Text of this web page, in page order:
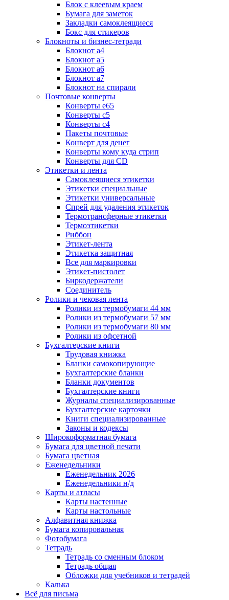
Блок с клеевым краем
Бумага для заметок
Закладки самоклеящиеся
Бокс для стикеров
Блокноты и бизнес-тетради
Блокнот а4
Блокнот а5
Блокнот а6
Блокнот а7
Блокнот на спирали
Почтовые конверты
Конверты е65
Конверты с5
Конверты с4
Пакеты почтовые
Конверт для денег
Конверты кому куда стрип
Конверты для CD
Этикетки и лента
Самоклеящиеся этикетки
Этикетки специальные
Этикетки универсальные
Спрей для удаления этикеток
Термотрансферные этикетки
Термоэтикетки
Риббон
Этикет-лента
Этикетка защитная
Все для маркировки
Этикет-пистолет
Биркодержатели
Соединитель
Ролики и чековая лента
Ролики из термобумаги 44 мм
Ролики из термобумаги 57 мм
Ролики из термобумаги 80 мм
Ролики из офсетной
Бухгалтерские книги
Трудовая книжка
Бланки самокопирующие
Бухгалтерские бланки
Бланки документов
Бухгалтерские книги
Журналы специализированные
Бухгалтерские карточки
Книги специализированные
Законы и кодексы
Широкоформатная бумага
Бумага для цветной печати
Бумага цветная
Еженедельники
Еженедельник 2026
Еженедельники н/д
Карты и атласы
Карты настенные
Карты настольные
Алфавитная книжка
Бумага копировальная
Фотобумага
Тетрадь
Тетрадь со сменным блоком
Тетрадь общая
Обложки для учебников и тетрадей
Калька
Всё для письма